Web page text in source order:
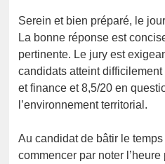
Serein et bien préparé, le
La bonne réponse est
pertinente. Le jury est
candidats atteint
et finance et 8,5/20 en
l’environnement territorial.
Au candidat de bâtir le
commencer par noter